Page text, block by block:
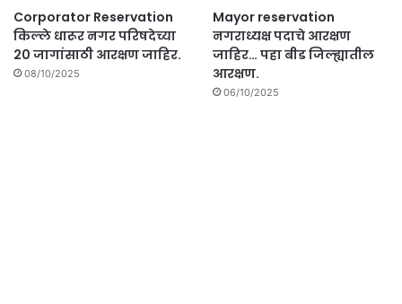
Corporator Reservation
किल्ले धारूर नगर परिषदेच्या
20 जागांसाठी आरक्षण जाहिर.
08/10/2025
Mayor reservation
नगराध्यक्ष पदाचे आरक्षण
जाहिर… पहा बीड जिल्ह्यातील
आरक्षण.
06/10/2025